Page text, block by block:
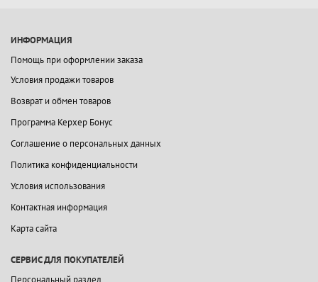
ИНФОРМАЦИЯ
Помощь при оформлении заказа
Условия продажи товаров
Возврат и обмен товаров
Программа Керхер Бонус
Соглашение о персональных данных
Политика конфиденциальности
Условия использования
Контактная информация
Карта сайта
СЕРВИС ДЛЯ ПОКУПАТЕЛЕЙ
Персональный раздел